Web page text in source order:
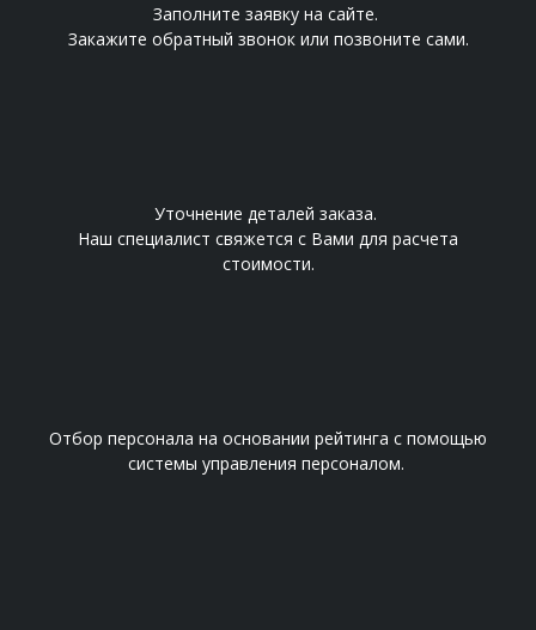
Заполните заявку на сайте.
Закажите обратный звонок или позвоните сами.
Уточнение деталей заказа.
Наш специалист свяжется с Вами для расчета
стоимости.
Отбор персонала на основании рейтинга с помощью
системы управления персоналом.